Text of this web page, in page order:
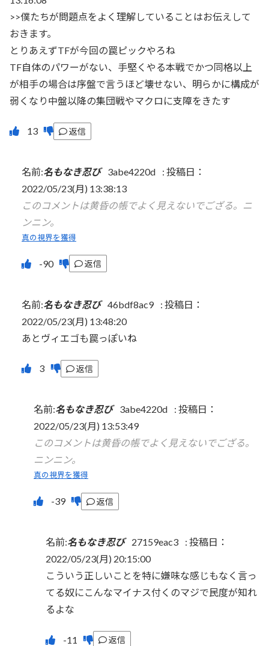
>>僕たちが問題点をよく理解していることはお伝えして
おきます。
とりあえずTFが今回の罠ピックやろね
TF自体のパワーがない、手堅くやる本戦でかつ同格以上
が相手の場合は序盤で言うほど壊せない、明らかに構成が
弱くなり中盤以降の集団戦やマクロに支障をきたす
返信
名前:名もなき忍び 3abe4220d : 投稿日：
2022/05/23(月) 13:38:13
このコメントは黄昏の帳でよく見えないでござる。ニ
ンニン。
真の視界を獲得
返信
名前:名もなき忍び 46bdf8ac9 : 投稿日：
2022/05/23(月) 13:48:20
あとヴィエゴも罠っぽいね
返信
名前:名もなき忍び 3abe4220d : 投稿日：
2022/05/23(月) 13:53:49
このコメントは黄昏の帳でよく見えないでござる。
ニンニン。
真の視界を獲得
返信
名前:名もなき忍び 27159eac3 : 投稿日：
2022/05/23(月) 20:15:00
こういう正しいことを特に嫌味な感じもなく言っ
てる奴にこんなマイナス付くのマジで民度が知れ
るよな
返信